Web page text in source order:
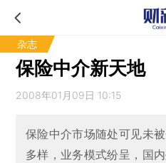
杂志
保险中介新天地
2008年01月09日 10:15
保险中介市场随处可见未
多样，业务模式纷呈，国